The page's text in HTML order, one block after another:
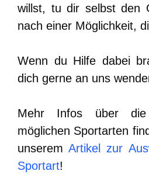
willst, tu dir selbst den
nach einer Möglichkeit,
Wenn du Hilfe dabei
dich gerne an uns
Mehr Infos über die
möglichen Sportarten
unseremArtikel zur
Sportart!